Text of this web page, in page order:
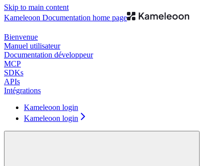
Skip to main content
Kameleoon Documentation home page
Bienvenue
Manuel utilisateur
Documentation développeur
MCP
SDKs
APIs
Intégrations
Kameleoon login
Kameleoon login